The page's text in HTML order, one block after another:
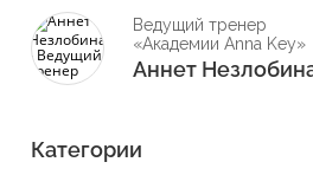
Ведущий тренер
«Академии Anna Key»
Аннет
Категории